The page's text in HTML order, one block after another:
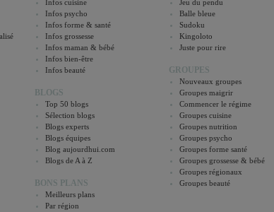
Infos cuisine
Infos psycho
Infos forme & santé
Infos grossesse
Infos maman & bébé
Infos bien-être
Infos beauté
BLOGS
Top 50 blogs
Sélection blogs
Blogs experts
Blogs équipes
Blog aujourdhui.com
Blogs de A à Z
BONS PLANS
Meilleurs plans
Par région
Jeu du pendu
Balle bleue
Sudoku
Kingoloto
Juste pour rire
GROUPES
Nouveaux groupes
Groupes maigrir
Commencer le régime
Groupes cuisine
Groupes nutrition
Groupes psycho
Groupes forme santé
Groupes grossesse & bébé
Groupes régionaux
Groupes beauté